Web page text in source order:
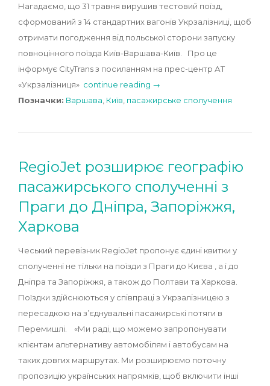
Нагадаємо, що 31 травня вирушив тестовий поїзд,
сформований з 14 стандартних вагонів Укрзалізниці, щоб
отримати погодження від польської сторони запуску
повноцінного поїзда Київ-Варшава-Київ. Про це
інформує CityTrans з посиланням на прес-центр АТ
«Укрзалізниця» continue reading →
Позначки: Варшава Київ пасажирське сполучення
RegioJet розширює географію
пасажирського сполученні з
Праги до Дніпра, Запоріжжя,
Харкова
Чеський перевізник RegioJet пропонує єдині квитки у
сполученні не тільки на поїзди з Праги до Києва , а і до
Дніпра та Запоріжжя, а також до Полтави та Харкова.
Поїздки здійснюються у співпраці з Укрзалізницею з
пересадкою на з’єднувальні пасажирські потяги в
Перемишлі. «Ми раді, що можемо запропонувати
клієнтам альтернативу автомобілям і автобусам на
таких довгих маршрутах. Ми розширюємо поточну
пропозицію українських напрямків, щоб включити інші